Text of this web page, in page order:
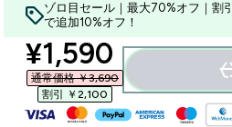
ゾロ目セール｜最大70%オフ｜割
で追加10%オフ！
discounted
¥1,590‎
通常価格 ￥3,690‎
割引 ￥2,100‎